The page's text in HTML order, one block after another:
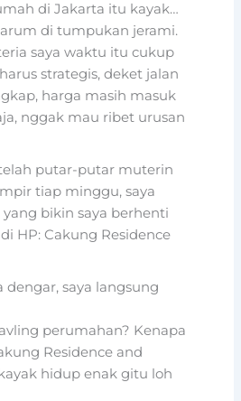
di Jakarta itu kayak…
di tumpukan jerami.
saya waktu itu cukup
strategis, deket jalan
harga masih masuk
nggak mau ribet urusan
putar-putar muterin
tiap minggu, saya
bikin saya berhenti
HP: Cakung Residence
dengar, saya langsung
perumahan? Kenapa
Residence and
hidup enak gitu loh